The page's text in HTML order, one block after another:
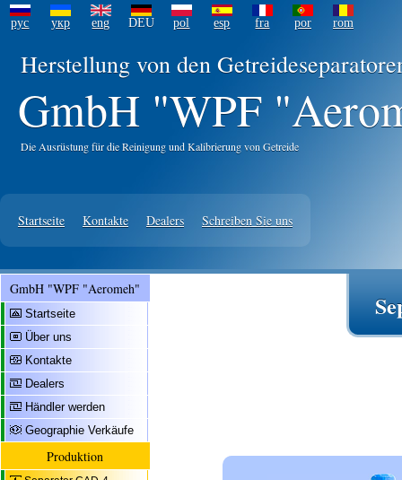
рус укр eng DEU pol esp fra por rom
Herstellung von den
GmbH "WPF
Die Ausrüstung für die Reinigung und Kalibrierung von Getreide
Startseite Kontakte Dealers Schreiben Sie uns
GmbH "WPF "Aeromeh"
Startseite
Über uns
Kontakte
Dealers
Händler werden
Geographie Verkäufe
Produktion